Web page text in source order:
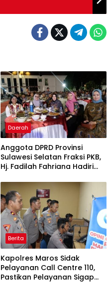
Daerah
Anggota DPRD Provinsi
Sulawesi Selatan Fraksi PKB,
Hj. Fadilah Fahriana Hadiri
Menyalakan Lentera
Pengabdian Melalui Malam
Apresiasi dan Inovasi Award
2026
Berita
Kapolres Maros Sidak
Pelayanan Call Centre 110,
Pastikan Pelayanan Sigap